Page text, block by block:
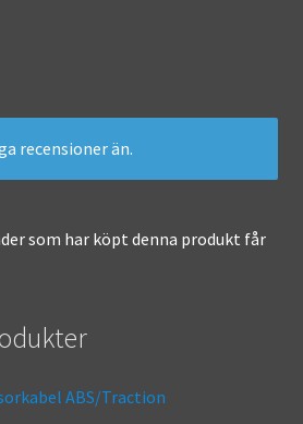
recensioner än.
som har köpt denna produkt får